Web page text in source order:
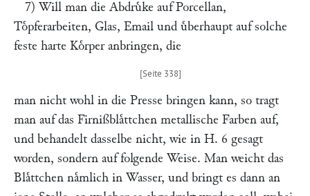
7) Will man die Abdruͤke auf Porcellan,
Toͤpferarbeiten, Glas, Email und uͤberhaupt auf solche
feste harte Koͤrper anbringen, die
man nicht wohl in die Presse bringen kann, so tragt
man auf das Firnißblaͤttchen metallische Farben auf,
und behandelt dasselbe nicht, wie in H. 6 gesagt
worden, sondern auf folgende Weise. Man weicht das
Blaͤttchen naͤmlich in Wasser, und bringt es dann an